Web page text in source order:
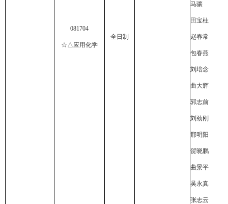
081704
☆△应用化学
全日制
马骧
田宝柱
赵春常
包春燕
刘培念
曲大辉
郭志前
刘劲刚
邢明阳
贺晓鹏
曲景平
吴永真
张志云